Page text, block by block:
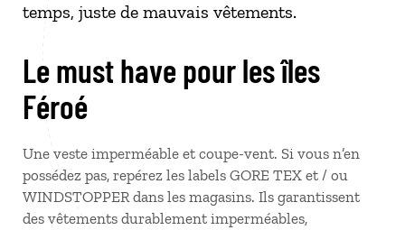
temps, juste de mauvais vêtements.
Le must have pour les îles
Féroé
Une veste imperméable et coupe-vent. Si vous n’en
possédez pas, repérez les labels GORE TEX et / ou
WINDSTOPPER dans les magasins. Ils garantissent
des vêtements durablement imperméables,